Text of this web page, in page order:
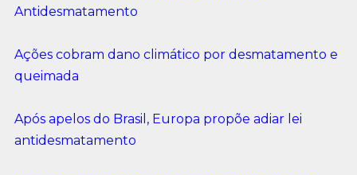
Antidesmatamento
Ações cobram dano climático por desmatamento e
queimada
Após apelos do Brasil, Europa propõe adiar lei
antidesmatamento